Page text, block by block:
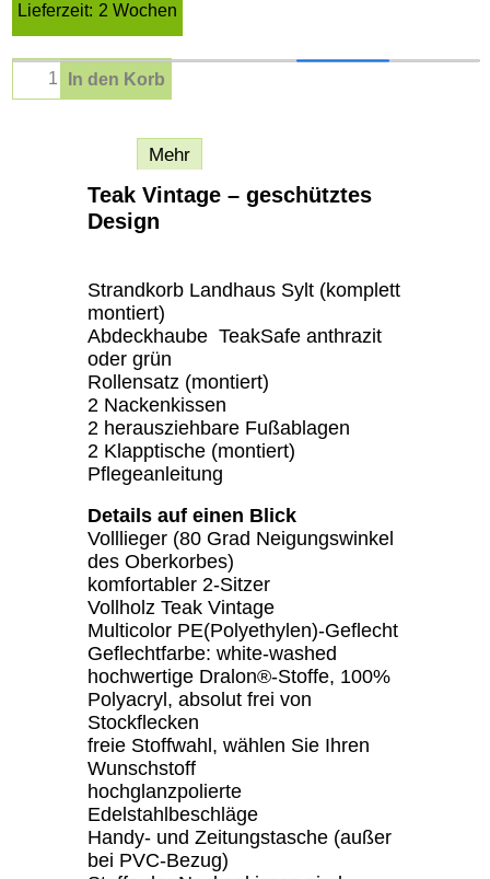
Lieferzeit: 2 Wochen
In den Korb
Mehr
Teak Vintage – geschütztes
Design
Strandkorb Landhaus Sylt (komplett
montiert)
Abdeckhaube TeakSafe anthrazit
oder grün
Rollensatz (montiert)
2 Nackenkissen
2 herausziehbare Fußablagen
2 Klapptische (montiert)
Pflegeanleitung
Details auf einen Blick
Volllieger (80 Grad Neigungswinkel
des Oberkorbes)
komfortabler 2-Sitzer
Vollholz Teak Vintage
Multicolor PE(Polyethylen)-Geflecht
Geflechtfarbe: white-washed
hochwertige Dralon®-Stoffe, 100%
Polyacryl, absolut frei von
Stockflecken
freie Stoffwahl, wählen Sie Ihren
Wunschstoff
hochglanzpolierte
Edelstahlbeschläge
Handy- und Zeitungstasche (außer
bei PVC-Bezug)